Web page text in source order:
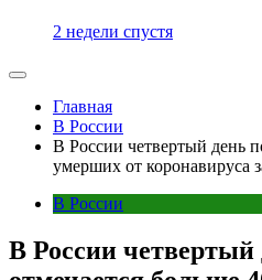
2 недели спустя
Главная
В России
В России четвертый день
умерших от коронавируса
В России
В России четвертый